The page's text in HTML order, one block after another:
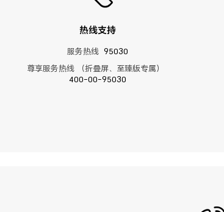
热线支持
服务热线 95030
尊享服务热线 （折叠屏、至臻版专属）
400-00-95030